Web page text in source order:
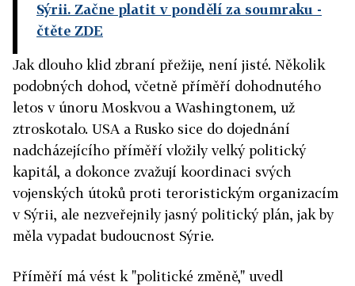
Sýrii. Začne platit v pondělí za soumraku -
čtěte ZDE
Jak dlouho klid zbraní přežije, není jisté. Několik
podobných dohod, včetně příměří dohodnutého
letos v únoru Moskvou a Washingtonem, už
ztroskotalo. USA a Rusko sice do dojednání
nadcházejícího příměří vložily velký politický
kapitál, a dokonce zvažují koordinaci svých
vojenských útoků proti teroristickým organizacím
v Sýrii, ale nezveřejnily jasný politický plán, jak by
měla vypadat budoucnost Sýrie.
Příměří má vést k "politické změně," uvedl